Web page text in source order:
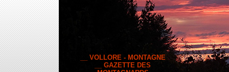
__ VOLLORE - MONTAGNE
__ GAZETTE DES